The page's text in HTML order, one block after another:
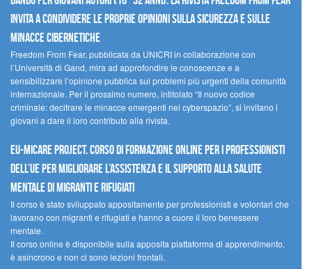
invita a condividere le proprie opinioni sulla sicurezza e sulle
minacce cibernetiche
Freedom From Fear, pubblicata da UNICRI in collaborazione con
l’Università di Gand, mira ad approfondire le conoscenze e a
sensibilizzare l’opinione pubblica sui problemi più urgenti della comunità
internazionale. Per il prossimo numero, intitolato “Il nuovo codice
criminale: decifrare le minacce emergenti nel cyberspazio”, si invitano i
giovani a dare il loro contributo alla rivista.
EU-MiCare Project. Corso di formazione online per i professionisti
dell’UE per migliorare l’assistenza e il supporto alla salute
mentale di migranti e rifugiati
Il corso è stato sviluppato appositamente per professionisti e volontari che
lavorano con migranti e rifugiati e hanno a cuore il loro benessere
mentale.
Il corso online è disponibile sulla apposita piattaforma di apprendimento,
è asincrono e non ci sono lezioni frontali.